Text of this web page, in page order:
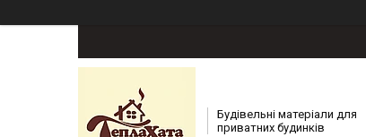
Будівельні матеріали для
приватних будинків